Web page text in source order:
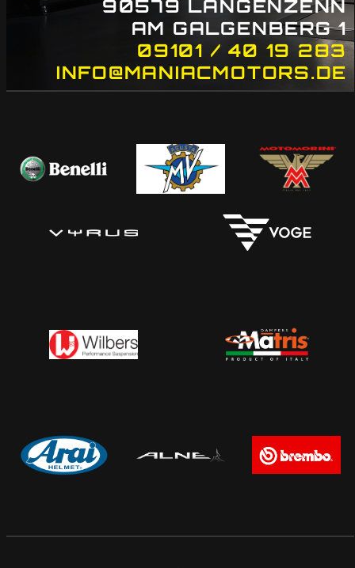
90579 LANGENZENN
AM GALGENBERG 1
09101 / 40 19 283
INFO@MANIACMOTORS.DE